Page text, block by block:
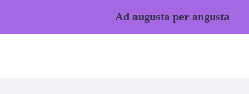
Ad augusta per angusta